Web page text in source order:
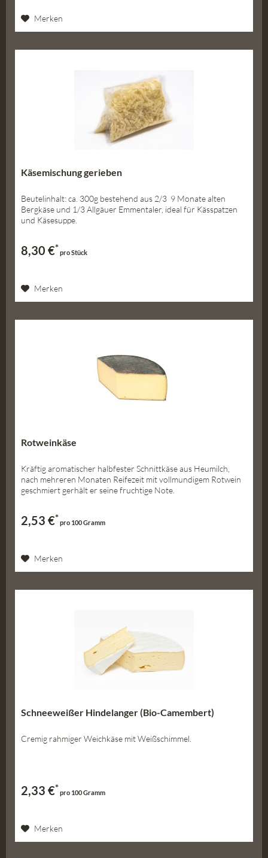
Merken
Käsemischung gerieben
Beutelinhalt: ca. 300g bestehend aus 2/3 9 Monate alten
Bergkäse und 1/3 Allgäuer Emmentaler, ideal für Kässpatzen
und Käsesuppe.
8,30 €*pro Stück
Merken
Rotweinkäse
Kräftig aromatischer halbfester Schnittkäse aus Heumilch,
nach mehreren Monaten Reifezeit mit vollmundigem Rotwein
geschmiert gerhält er seine fruchtige Note.
2,53 €*pro 100 Gramm
Merken
Schneeweißer Hindelanger (Bio-Camembert)
Cremig rahmiger Weichkäse mit Weißschimmel.
2,33 €*pro 100 Gramm
Merken